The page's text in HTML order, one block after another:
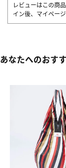
レビューはこの商
イン後、マイペー
あなたへのおす